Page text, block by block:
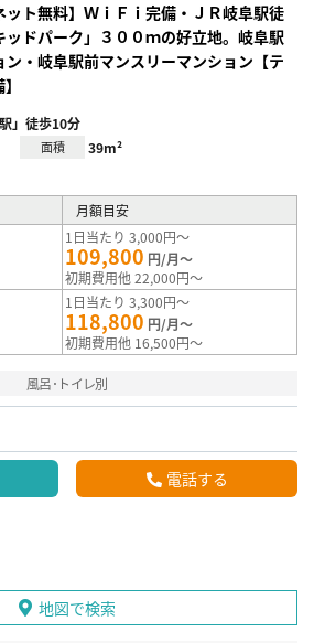
ット無料】ＷｉＦｉ完備・ＪＲ岐阜駅徒
ドパーク」３００ｍの好立地。岐阜駅
・岐阜駅前マンスリーマンション【テ
」徒歩10分
面積 39m²
月額目安
1日当たり 3,000円～
109,800 円/月～
初期費用他 22,000円～
1日当たり 3,300円～
118,800 円/月～
初期費用他 16,500円～
風呂･トイレ別
電話する
地図で検索